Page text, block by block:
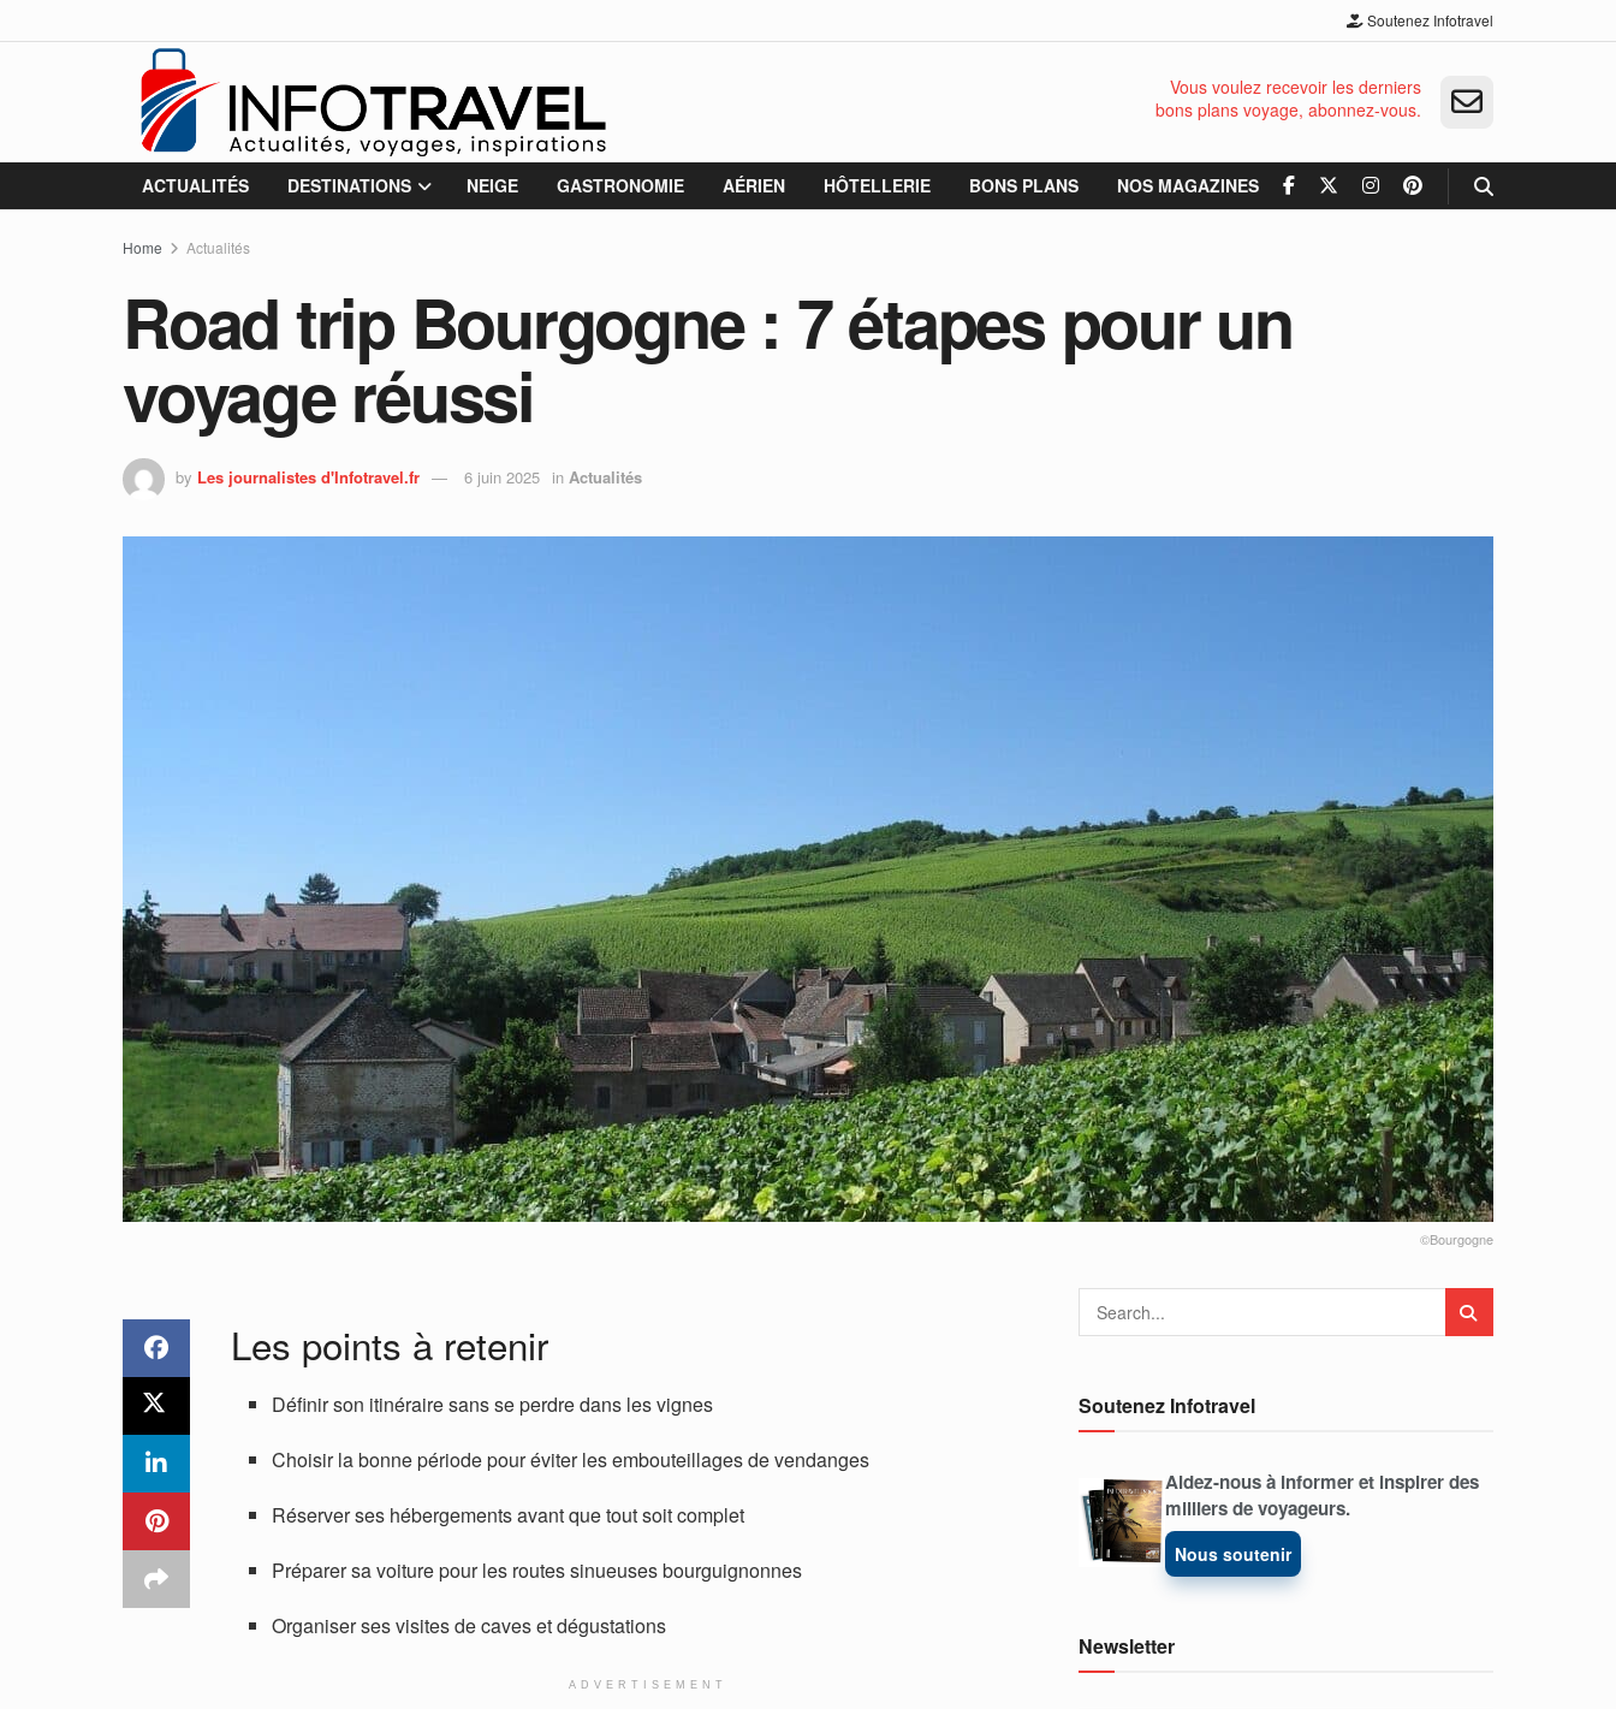
Soutenez Infotravel
Vous voulez recevoir les derniers
bons plans voyage, abonnez-vous.
ACTUALITÉS DESTINATIONS NEIGE GASTRONOMIE AÉRIEN HÔTELLERIE BONS PLANS NOS MAGAZINES
Home Actualités
Road trip Bourgogne : 7 étapes pour un
voyage réussi
by Les journalistes d'Infotravel.fr 6 juin 2025 in Actualités
©Bourgogne
Les points à retenir
Définir son itinéraire sans se perdre dans les vignes
Choisir la bonne période pour éviter les embouteillages de vendanges
Réserver ses hébergements avant que tout soit complet
Préparer sa voiture pour les routes sinueuses bourguignonnes
Organiser ses visites de caves et dégustations
ADVERTISEMENT
Soutenez Infotravel
Aidez-nous à informer et inspirer des
milliers de voyageurs.
Nous soutenir
Newsletter